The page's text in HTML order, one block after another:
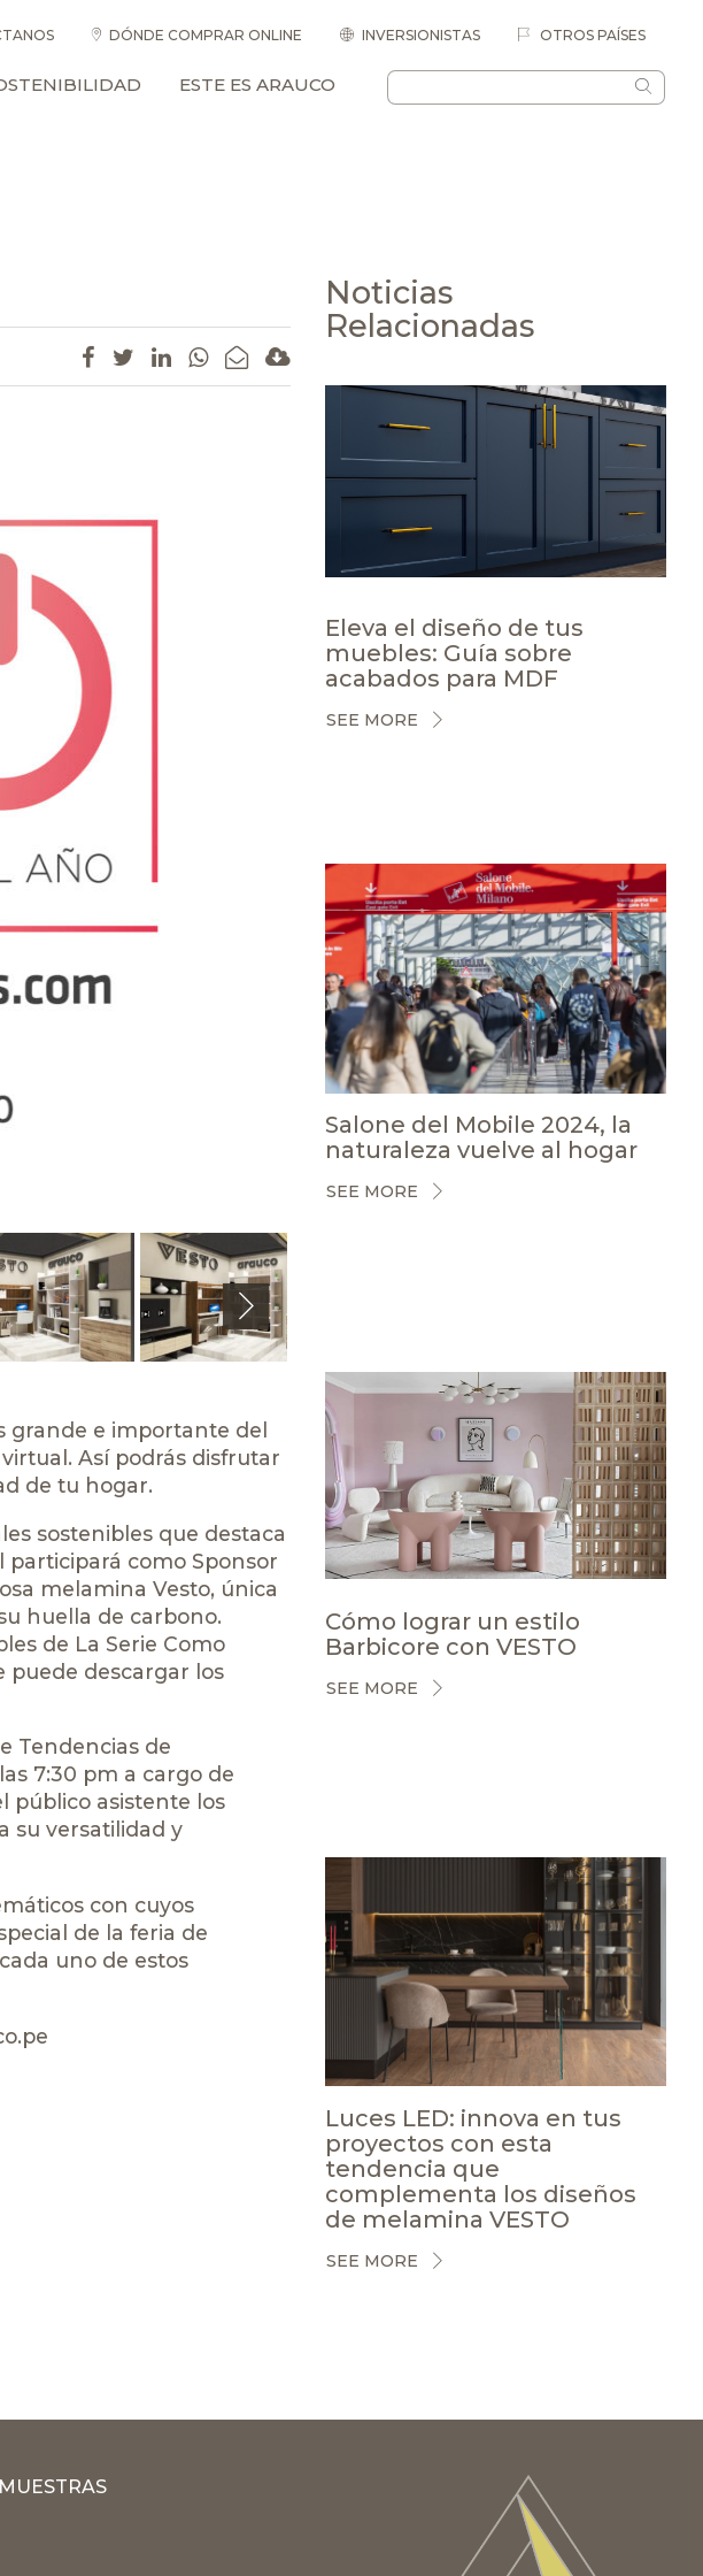
DÓNDE COMPRAR ONLINE INVERSIONISTAS OTROS PAÍSES
ESTE ES ARAUCO
Next
grande e importante del
Así podrás disfrutar
de tu hogar.
sostenibles que destaca
como Sponsor
melamina Vesto, única
huella de carbono.
de La Serie Como
puede descargar los
Tendencias de
7:30 pm a cargo de
público asistente los
su versatilidad y
con cuyos
de la feria de
uno de estos
Noticias
Relacionadas
Eleva el diseño de tus
muebles: Guía sobre
acabados para MDF
SEE MORE
Salone del Mobile 2024, la
naturaleza vuelve al hogar
SEE MORE
Cómo lograr un estilo
Barbicore con VESTO
SEE MORE
Luces LED: innova en tus
proyectos con esta
tendencia que
complementa los diseños
de melamina VESTO
SEE MORE